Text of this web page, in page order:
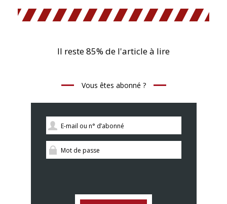
Il reste 85% de l'article à lire
Vous êtes abonné ?